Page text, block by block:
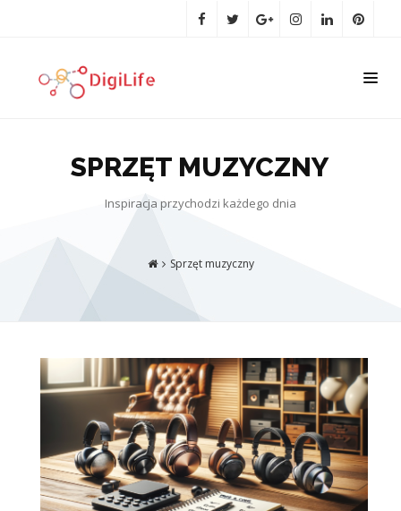
SPRZĘT MUZYCZNY
Inspiracja przychodzi każdego dnia
Sprzęt muzyczny